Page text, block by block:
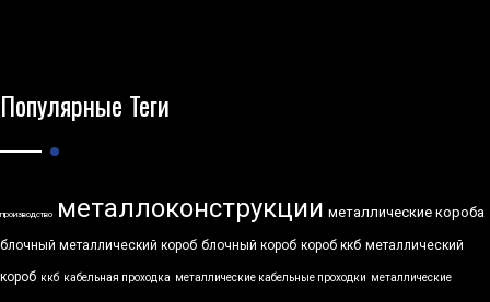
Популярные Теги
производство металлоконструкции металлические короба
блочный металлический короб блочный короб короб ккб металлический
короб ккб кабельная проходка металлические кабельные проходки металлические